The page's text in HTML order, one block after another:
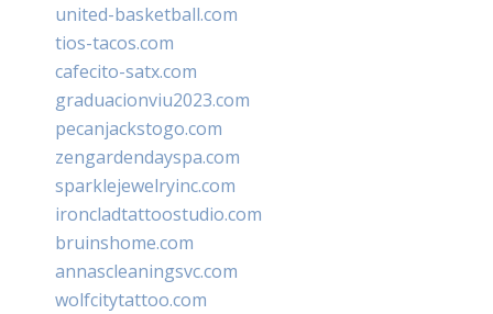
united-basketball.com
tios-tacos.com
cafecito-satx.com
graduacionviu2023.com
pecanjackstogo.com
zengardendayspa.com
sparklejewelryinc.com
ironcladtattoostudio.com
bruinshome.com
annascleaningsvc.com
wolfcitytattoo.com